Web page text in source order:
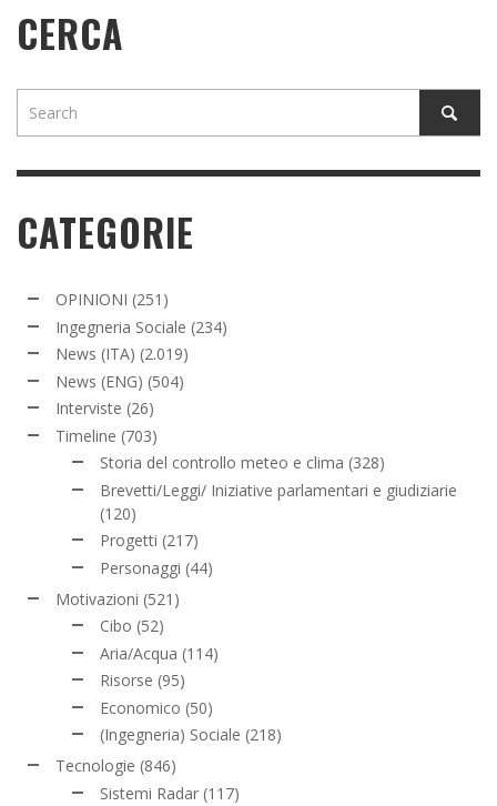
CERCA
CATEGORIE
OPINIONI (251)
Ingegneria Sociale (234)
News (ITA) (2.019)
News (ENG) (504)
Interviste (26)
Timeline (703)
Storia del controllo meteo e clima (328)
Brevetti/Leggi/ Iniziative parlamentari e giudiziarie
(120)
Progetti (217)
Personaggi (44)
Motivazioni (521)
Cibo (52)
Aria/Acqua (114)
Risorse (95)
Economico (50)
(Ingegneria) Sociale (218)
Tecnologie (846)
Sistemi Radar (117)